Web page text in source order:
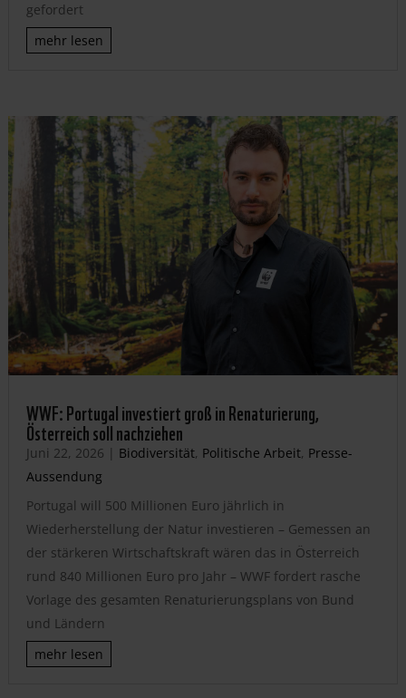
gefordert
mehr lesen
WWF: Portugal investiert groß in Renaturierung,
Österreich soll nachziehen
Juni 22, 2026 | Biodiversität, Politische Arbeit, Presse-
Aussendung
Portugal will 500 Millionen Euro jährlich in
Wiederherstellung der Natur investieren – Gemessen an
der stärkeren Wirtschaftskraft wären das in Österreich
rund 840 Millionen Euro pro Jahr – WWF fordert rasche
Vorlage des gesamten Renaturierungsplans von Bund
und Ländern
mehr lesen